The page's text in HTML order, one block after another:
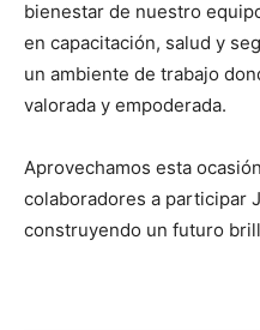
bienestar de nuestro
en capacitación, salud y
un ambiente de trabajo
valorada y empoderada.
Aprovechamos esta
colaboradores a participar
construyendo un futuro